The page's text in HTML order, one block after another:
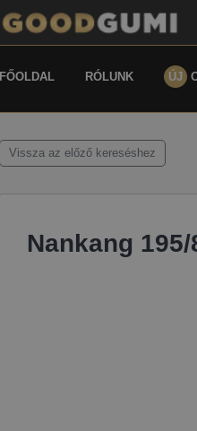
FŐOLDAL RÓLUNK ÚJ
Vissza az előző kereséshez
Nankang 195/